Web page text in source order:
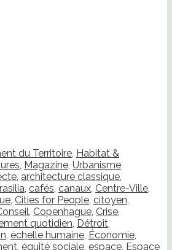
du Territoire, Habitat &
, Magazine, Urbanisme
, architecture classique,
, cafés, canaux, Centre-Ville,
, Cities for People, citoyen,
, Copenhague, Crise,
quotidien, Détroit,
, échelle humaine, Économie,
, équité sociale, espace, Espace